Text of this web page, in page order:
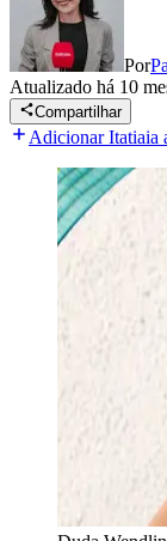
Por
Atualizado há 10
Compartilhar
Adicionar Itatiaia